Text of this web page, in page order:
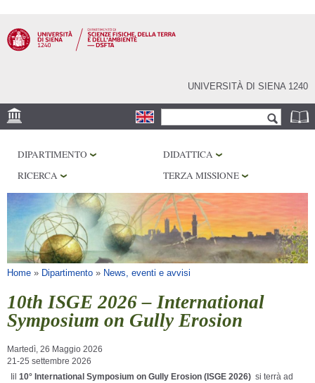
contenuto
principale
UNIVERSITÀ DI SIENA 1240
Form di ricerca
MUSEI
OSSERVATORIO
BIBLIOTECHE
SERVIZI
DIPARTIMENTO
DIDATTICA
RICERCA
TERZA MISSIONE
Tu sei qui
Home » Dipartimento » News, eventi e avvisi
10th ISGE 2026 – International
Symposium on Gully Erosion
Martedì, 26 Maggio 2026
21-25 settembre 2026
Iil 10° International Symposium on Gully Erosion (ISGE 2026) si terrà ad